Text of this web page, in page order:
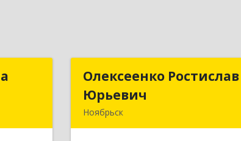
Олексеенко Ростислав
Юрьевич
Ноябрьск
Олексеенко